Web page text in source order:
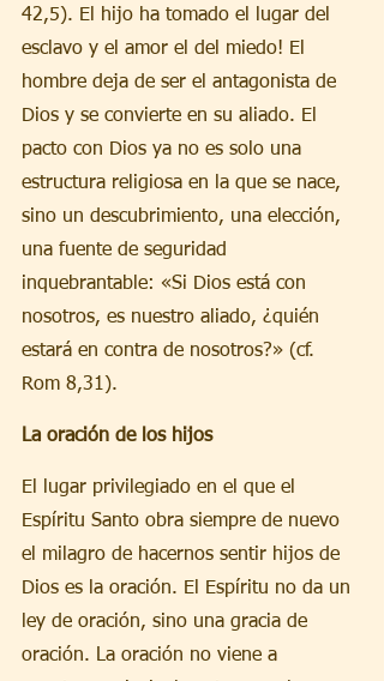
42,5). El hijo ha tomado el lugar del
esclavo y el amor el del miedo! El
hombre deja de ser el antagonista de
Dios y se convierte en su aliado. El
pacto con Dios ya no es solo una
estructura religiosa en la que se nace,
sino un descubrimiento, una elección,
una fuente de seguridad
inquebrantable: «Si Dios está con
nosotros, es nuestro aliado, ¿quién
estará en contra de nosotros?» (cf.
Rom 8,31).
La oración de los hijos
El lugar privilegiado en el que el
Espíritu Santo obra siempre de nuevo
el milagro de hacernos sentir hijos de
Dios es la oración. El Espíritu no da un
ley de oración, sino una gracia de
oración. La oración no viene a